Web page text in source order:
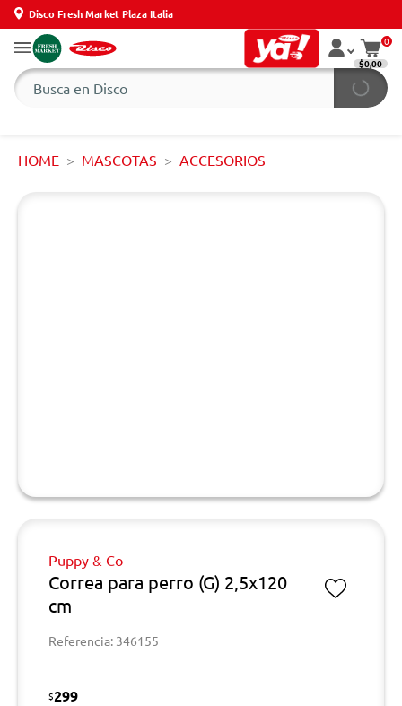
Disco Fresh Market Plaza Italia
0
$0,00
HOME MASCOTAS ACCESORIOS
Puppy & Co
Correa para perro (G) 2,5x120
cm
Referencia: 346155
$299